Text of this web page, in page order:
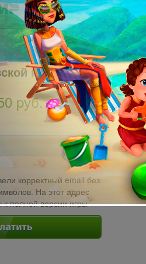
карты через
pуб.
корректный email без
На этот адрес
к полной версии игры